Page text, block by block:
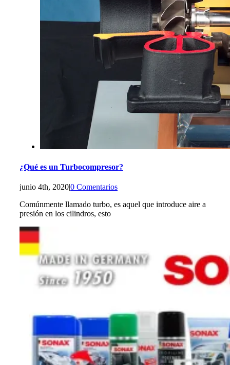
¿Qué es un Turbocompresor?
junio 4th, 2020|0 Comentarios
Comúnmente llamado turbo, es aquel que introduce aire a
presión en los cilindros, esto